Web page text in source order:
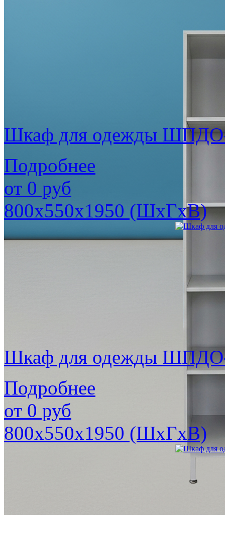
Шкаф для одежды
Подробнее
от 0 руб
800х550х1950 (ШхГхВ)
Шкаф для одежды
Подробнее
от 0 руб
800х550х1950 (ШхГхВ)